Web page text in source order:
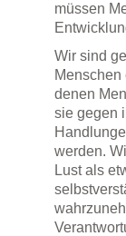
müssen
Wir sind
denen
sie gegen
werden.
Lust als